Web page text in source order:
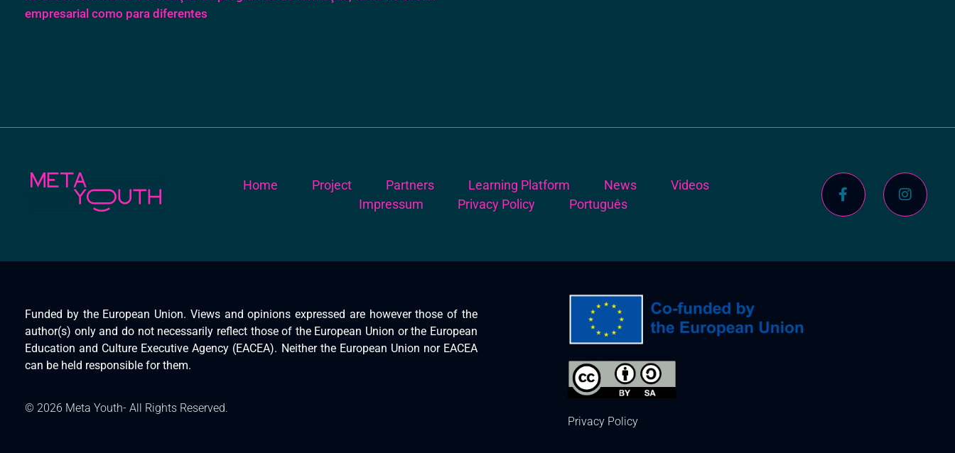
empresarial como para diferentes
Home Project Partners Learning Platform News
Videos
Impressum
Privacy Policy Português
Funded by the European Union. Views and opinions expressed are however those of the
author(s) only and do not necessarily reflect those of the European Union or the European
Education and Culture Executive Agency (EACEA). Neither the European Union nor EACEA
can be held responsible for them.
© 2026 Meta Youth- All Rights Reserved.
Privacy Policy